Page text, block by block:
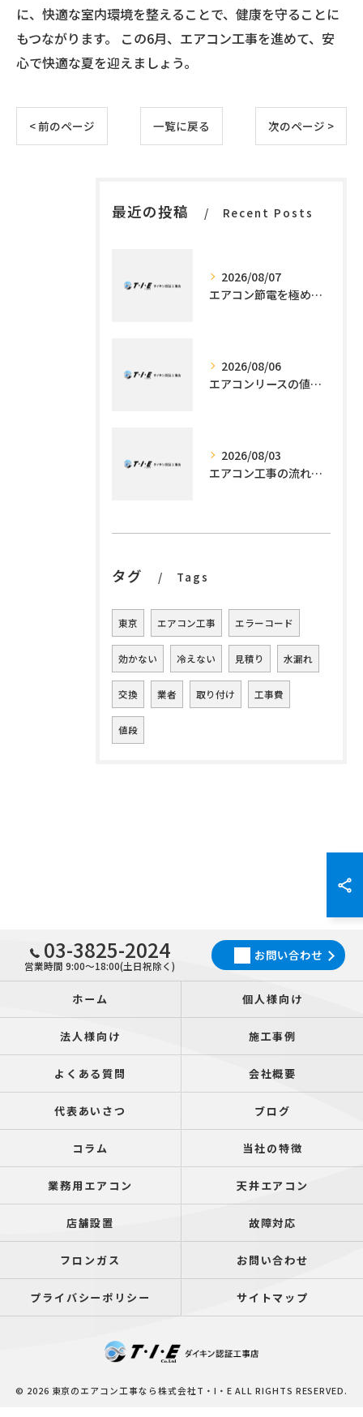
に、快適な室内環境を整えることで、健康を守ることに
もつながります。 この6月、エアコン工事を進めて、安
心で快適な夏を迎えましょう。
< 前のページ 一覧に戻る 次のページ >
最近の投稿 Recent Posts
2026/08/07
エアコン節電を極める施工技術
2026/08/06
エアコンリースの値段解説と利用メリット
2026/08/03
エアコン工事の流れを徹底解説標準作業から追加工事・所要時間の見極め方
タグ Tags
東京 エアコン工事 エラーコード
効かない 冷えない 見積り 水漏れ
交換 業者 取り付け 工事費
値段
03-3825-2024
営業時間 9:00～18:00(土日祝除く)
お問い合わせ
ホーム 個人様向け
法人様向け 施工事例
よくある質問 会社概要
代表あいさつ ブログ
コラム 当社の特徴
業務用エアコン 天井エアコン
店舗設置 故障対応
フロンガス お問い合わせ
プライバシーポリシー サイトマップ
© 2026 東京のエアコン工事なら株式会社T・I・E ALL RIGHTS RESERVED.